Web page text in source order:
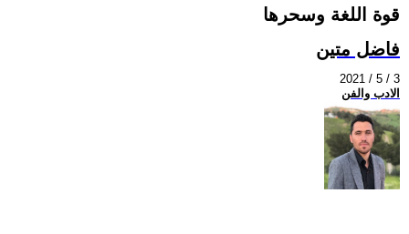
قوة اللغة وسحرها
فاضل متين
2021 / 5 / 3
الادب والفن